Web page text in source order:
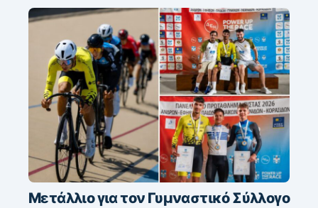
Μετάλλιο για τον Γυμναστικό Σύλλογο